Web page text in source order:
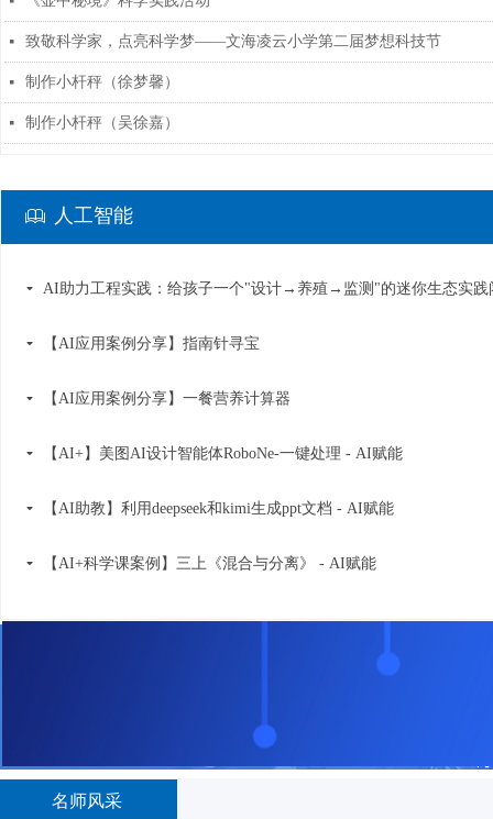
넷 致敬科学家，点亮科学梦——文海凌云小学第二届梦想科技节
넷 制作小杆秤（徐梦馨）
넷 制作小杆秤（吴徐嘉）
名师风采
ꁡ 人工智能
끙
끙 【AI应用案例分享】指南针寻宝
끙 【AI应用案例分享】一餐营养计算器
끙 【AI+】美图AI设计智能体RoboNe-一键处理 - AI赋能
끙 【AI助教】利用deepseek和kimi生成ppt文档 - AI赋能
끙 【AI+科学课案例】三上《混合与分离》 - AI赋能